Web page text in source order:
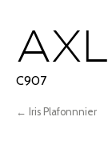
C907
← Iris Plafonnnier